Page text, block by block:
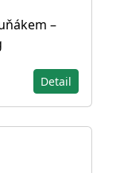
–
Detail